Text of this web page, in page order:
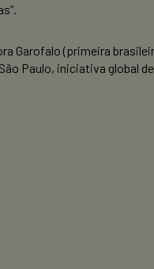
Garofalo (primeira
Paulo, iniciativa global